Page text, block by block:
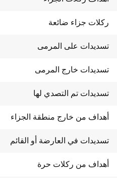
ركلات جزاء ضائعة
تسديدات على المرمى
تسديدات خارج المرمى
تسديدات تم التصدي لها
أهداف من خارج منطقة الجزاء
تسديدات في العارضة أو القائم
أهداف من ركلات حرة